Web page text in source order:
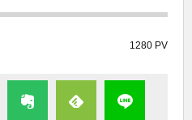
1280 PV